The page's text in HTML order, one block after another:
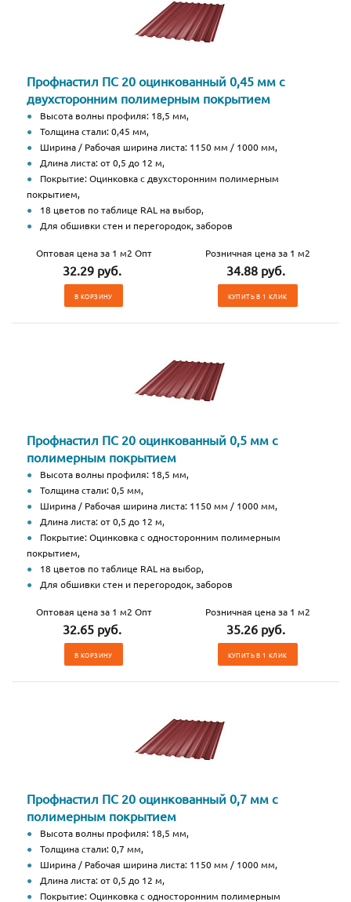
Профнастил ПС 20 оцинкованный 0,45 мм с
двухсторонним полимерным покрытием
Высота волны профиля: 18,5 мм,
Толщина стали: 0,45 мм,
Ширина / Рабочая ширина листа: 1150 мм / 1000 мм,
Длина листа: от 0,5 до 12 м,
Покрытие: Оцинковка с двухсторонним полимерным
покрытием,
18 цветов по таблице RAL на выбор,
Для обшивки стен и перегородок, заборов
Оптовая цена за 1 м2 Опт
32.29 руб.
В КОРЗИНУ
Розничная цена за 1 м2
34.88 руб.
КУПИТЬ В 1 КЛИК
Профнастил ПС 20 оцинкованный 0,5 мм с
полимерным покрытием
Высота волны профиля: 18,5 мм,
Толщина стали: 0,5 мм,
Ширина / Рабочая ширина листа: 1150 мм / 1000 мм,
Длина листа: от 0,5 до 12 м,
Покрытие: Оцинковка с односторонним полимерным
покрытием,
18 цветов по таблице RAL на выбор,
Для обшивки стен и перегородок, заборов
Оптовая цена за 1 м2 Опт
32.65 руб.
В КОРЗИНУ
Розничная цена за 1 м2
35.26 руб.
КУПИТЬ В 1 КЛИК
Профнастил ПС 20 оцинкованный 0,7 мм с
полимерным покрытием
Высота волны профиля: 18,5 мм,
Толщина стали: 0,7 мм,
Ширина / Рабочая ширина листа: 1150 мм / 1000 мм,
Длина листа: от 0,5 до 12 м,
Покрытие: Оцинковка с односторонним полимерным